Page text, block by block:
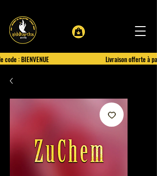
: BIENVENUE Livraison offerte à